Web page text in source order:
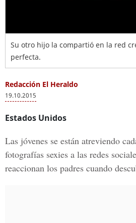
Su otro hijo la compartió en la red
perfecta.
Redacción El Heraldo
19.10.2015
Estados Unidos
Las jóvenes se están atreviendo
fotografías sexies a las redes
reaccionan los padres cuando